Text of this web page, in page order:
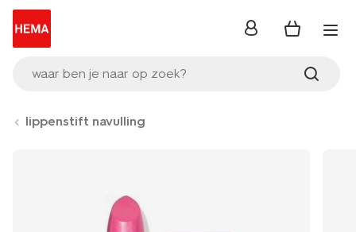
waar ben je naar op zoek?
inloggen
lippenstift navulling